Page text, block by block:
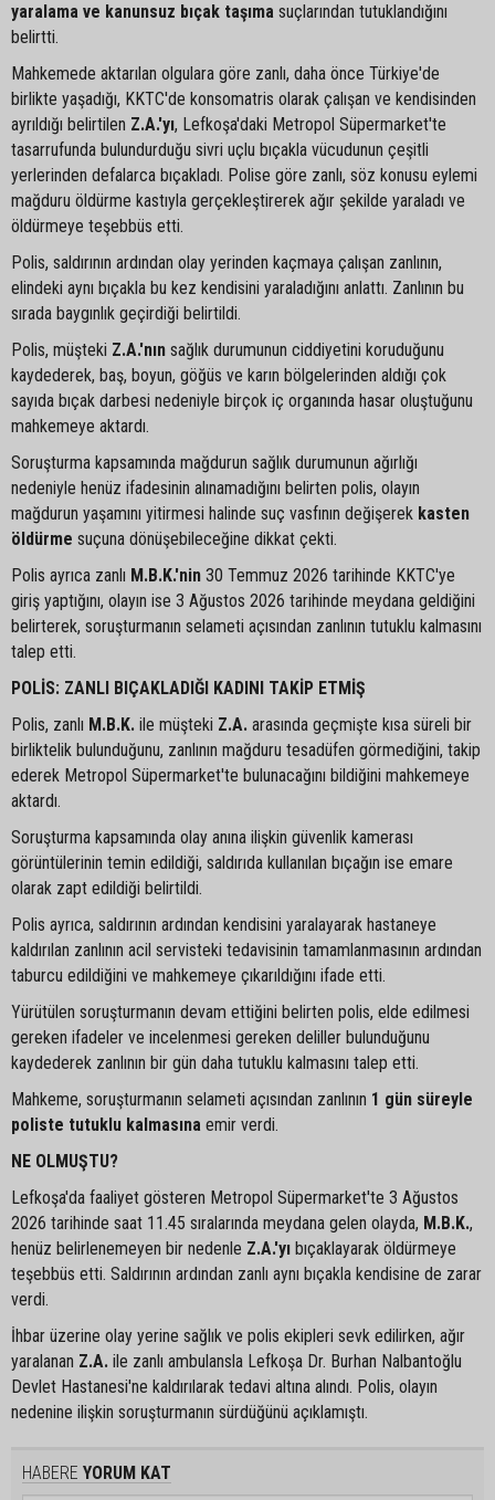
yaralama ve kanunsuz bıçak taşıma suçlarından tutuklandığını
belirtti.
Mahkemede aktarılan olgulara göre zanlı, daha önce Türkiye'de
birlikte yaşadığı, KKTC'de konsomatris olarak çalışan ve kendisinden
ayrıldığı belirtilen Z.A.'yı, Lefkoşa'daki Metropol Süpermarket'te
tasarrufunda bulundurduğu sivri uçlu bıçakla vücudunun çeşitli
yerlerinden defalarca bıçakladı. Polise göre zanlı, söz konusu eylemi
mağduru öldürme kastıyla gerçekleştirerek ağır şekilde yaraladı ve
öldürmeye teşebbüs etti.
Polis, saldırının ardından olay yerinden kaçmaya çalışan zanlının,
elindeki aynı bıçakla bu kez kendisini yaraladığını anlattı. Zanlının bu
sırada baygınlık geçirdiği belirtildi.
Polis, müşteki Z.A.'nın sağlık durumunun ciddiyetini koruduğunu
kaydederek, baş, boyun, göğüs ve karın bölgelerinden aldığı çok
sayıda bıçak darbesi nedeniyle birçok iç organında hasar oluştuğunu
mahkemeye aktardı.
Soruşturma kapsamında mağdurun sağlık durumunun ağırlığı
nedeniyle henüz ifadesinin alınamadığını belirten polis, olayın
mağdurun yaşamını yitirmesi halinde suç vasfının değişerek kasten
öldürme suçuna dönüşebileceğine dikkat çekti.
Polis ayrıca zanlı M.B.K.'nin 30 Temmuz 2026 tarihinde KKTC'ye
giriş yaptığını, olayın ise 3 Ağustos 2026 tarihinde meydana geldiğini
belirterek, soruşturmanın selameti açısından zanlının tutuklu kalmasını
talep etti.
POLİS: ZANLI BIÇAKLADIĞI KADINI TAKİP ETMİŞ
Polis, zanlı M.B.K. ile müşteki Z.A. arasında geçmişte kısa süreli bir
birliktelik bulunduğunu, zanlının mağduru tesadüfen görmediğini, takip
ederek Metropol Süpermarket'te bulunacağını bildiğini mahkemeye
aktardı.
Soruşturma kapsamında olay anına ilişkin güvenlik kamerası
görüntülerinin temin edildiği, saldırıda kullanılan bıçağın ise emare
olarak zapt edildiği belirtildi.
Polis ayrıca, saldırının ardından kendisini yaralayarak hastaneye
kaldırılan zanlının acil servisteki tedavisinin tamamlanmasının ardından
taburcu edildiğini ve mahkemeye çıkarıldığını ifade etti.
Yürütülen soruşturmanın devam ettiğini belirten polis, elde edilmesi
gereken ifadeler ve incelenmesi gereken deliller bulunduğunu
kaydederek zanlının bir gün daha tutuklu kalmasını talep etti.
Mahkeme, soruşturmanın selameti açısından zanlının 1 gün süreyle
poliste tutuklu kalmasına emir verdi.
NE OLMUŞTU?
Lefkoşa'da faaliyet gösteren Metropol Süpermarket'te 3 Ağustos
2026 tarihinde saat 11.45 sıralarında meydana gelen olayda, M.B.K.,
henüz belirlenemeyen bir nedenle Z.A.'yı bıçaklayarak öldürmeye
teşebbüs etti. Saldırının ardından zanlı aynı bıçakla kendisine de zarar
verdi.
İhbar üzerine olay yerine sağlık ve polis ekipleri sevk edilirken, ağır
yaralanan Z.A. ile zanlı ambulansla Lefkoşa Dr. Burhan Nalbantoğlu
Devlet Hastanesi'ne kaldırılarak tedavi altına alındı. Polis, olayın
nedenine ilişkin soruşturmanın sürdüğünü açıklamıştı.
HABERE YORUM KAT